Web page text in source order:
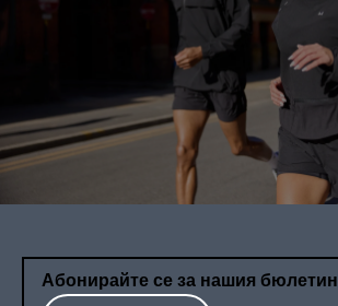
Абонирайте се за нашия бюлетин